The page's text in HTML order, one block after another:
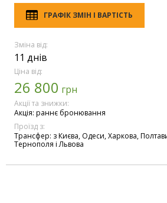
ГРАФІК ЗМІН І ВАРТІСТЬ
Зміна від:
11 днів
Ціна від:
26 800 грн
Акції та знижки:
Акція: раннє бронювання
Проїзд з:
Трансфер: з Києва, Одеси, Харкова,
Тернополя і Львова